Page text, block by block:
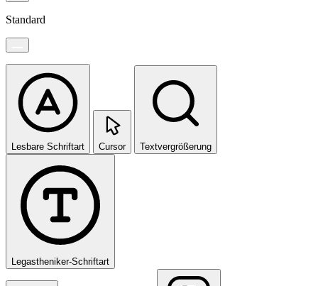
Standard
Lesbare Schriftart Cursor Textvergrößerung
Legastheniker-Schriftart